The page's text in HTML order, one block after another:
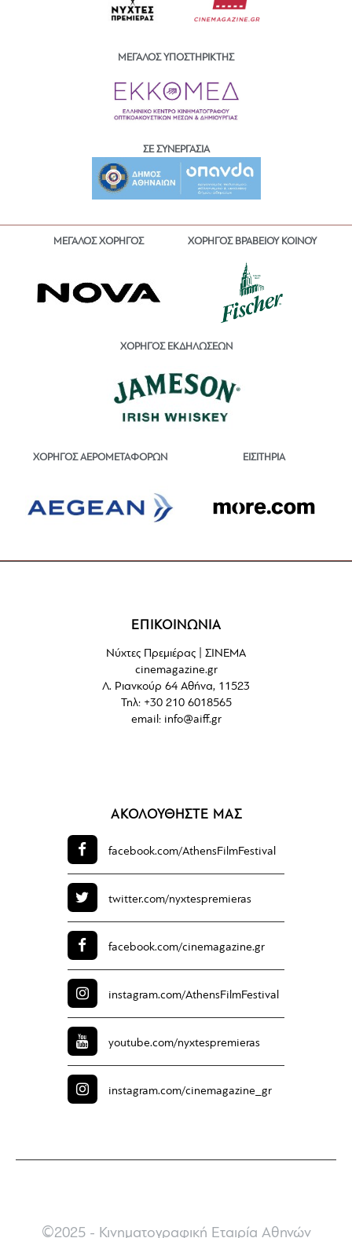
ΜΕΓΑΛΟΣ ΥΠΟΣΤΗΡΙΚΤΗΣ
ΣΕ ΣΥΝΕΡΓΑΣΙΑ
ΜΕΓΑΛΟΣ ΧΟΡΗΓΟΣ ΧΟΡΗΓΟΣ ΒΡΑΒΕΙΟΥ ΚΟΙΝΟΥ
ΧΟΡΗΓΟΣ ΕΚΔΗΛΩΣΕΩΝ
ΧΟΡΗΓΟΣ ΑΕΡΟΜΕΤΑΦΟΡΩΝ ΕΙΣΙΤΗΡΙΑ
ΕΠΙΚΟΙΝΩΝΙΑ
Νύχτες Πρεμιέρας | ΣΙΝΕΜΑ
cinemagazine.gr
Λ. Ριανκούρ 64 Αθήνα, 11523
Τηλ: +30 210 6018565
email: info@aiff.gr
ΑΚΟΛΟΥΘΗΣΤΕ ΜΑΣ
facebook.com/AthensFilmFestival
twitter.com/nyxtespremieras
facebook.com/cinemagazine.gr
instagram.com/AthensFilmFestival
youtube.com/nyxtespremieras
instagram.com/cinemagazine_gr
©2025 - Κινηματογραφική Εταιρία Αθηνών